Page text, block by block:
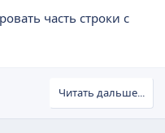
часть строки с
Читать дальше...